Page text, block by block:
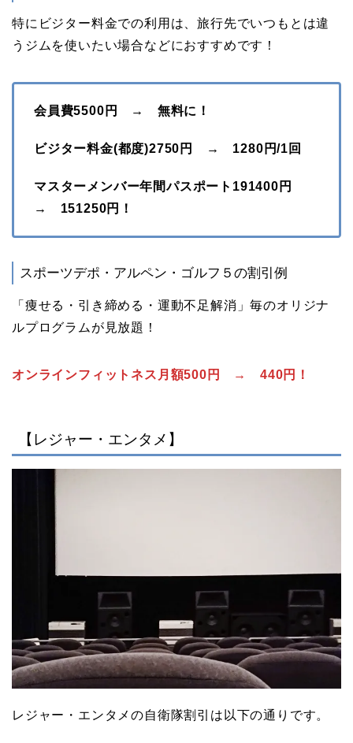
特にビジター料金での利用は、旅行先でいつもとは違
うジムを使いたい場合などにおすすめです！
会員費5500円 → 無料に！
ビジター料金(都度)2750円 → 1280円/1回
マスターメンバー年間パスポート191400円
→ 151250円！
スポーツデポ・アルペン・ゴルフ５の割引例
「痩せる・引き締める・運動不足解消」毎のオリジナ
ルプログラムが見放題！
オンラインフィットネス月額500円 → 440円！
【レジャー・エンタメ】
レジャー・エンタメの自衛隊割引は以下の通りです。